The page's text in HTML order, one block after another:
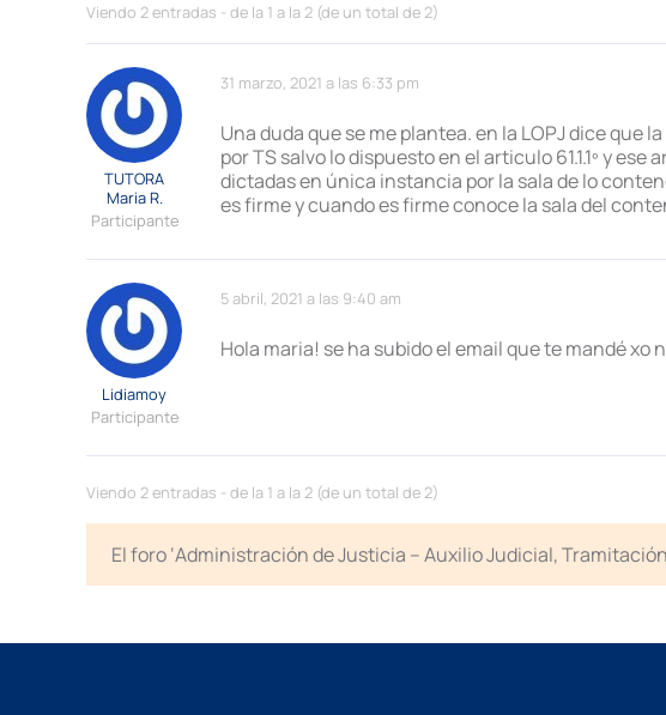
Viendo 2 entradas - de la 1 a la 2 (de un total de 2)
31 marzo, 2021 a las 6:33 pm
TUTORA
Maria R.
Participante
Una duda que se me plantea. en la LOPJ dice
por TS salvo lo dispuesto en el articulo 61.1.1º y
dictadas en única instancia por la sala de lo
es firme y cuando es firme conoce la sala del
5 abril, 2021 a las 9:40 am
Lidiamoy
Participante
Hola maria! se ha subido el email que te mandé xo
Viendo 2 entradas - de la 1 a la 2 (de un total de 2)
El foro ‘Administración de Justicia – Auxilio Judicial,